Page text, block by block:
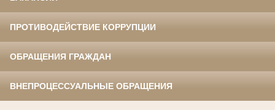
ПРОТИВОДЕЙСТВИЕ КОРРУПЦИИ
ОБРАЩЕНИЯ ГРАЖДАН
ВНЕПРОЦЕССУАЛЬНЫЕ ОБРАЩЕНИЯ